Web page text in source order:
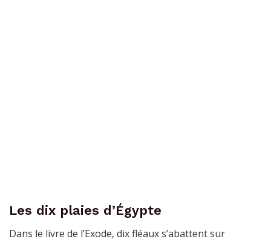
Les dix plaies d’Égypte
Dans le livre de l’Exode, dix fléaux s’abattent sur